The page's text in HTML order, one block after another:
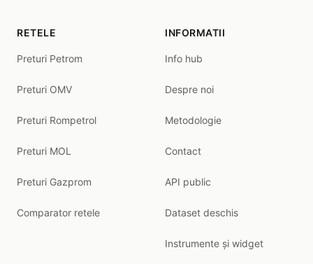
RETELE
Preturi Petrom
Preturi OMV
Preturi Rompetrol
Preturi MOL
Preturi Gazprom
Comparator retele
INFORMATII
Info hub
Despre noi
Metodologie
Contact
API public
Dataset deschis
Instrumente și widget